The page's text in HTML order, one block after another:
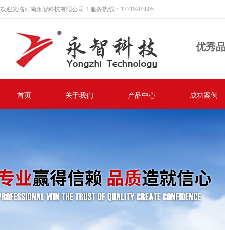
欢迎光临河南永智科技有限公司！服务热线：17719203805
优秀
首页 关于我们 产品中心 成功案例